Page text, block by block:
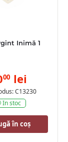
Inimă 1
00 lei
C13230
In stoc
în coș